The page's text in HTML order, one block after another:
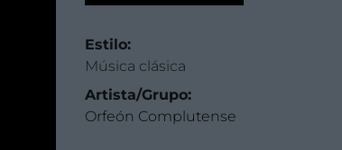
Estilo:
Música clásica
Artista/Grupo:
Orfeón Complutense